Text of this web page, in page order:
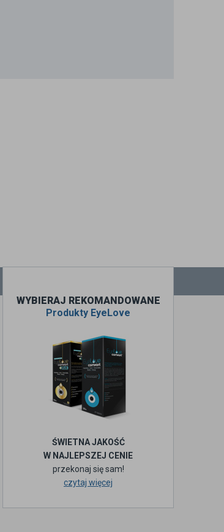
WYBIERAJ REKOMANDOWANE
Produkty EyeLove
ŚWIETNA JAKOŚĆ
W NAJLEPSZEJ CENIE
przekonaj się sam!
czytaj więcej